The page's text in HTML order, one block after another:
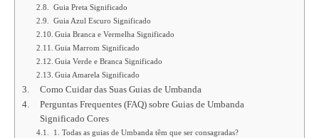
Guia Preta Significado
Guia Azul Escuro Significado
Guia Branca e Vermelha Significado
Guia Marrom Significado
Guia Verde e Branca Significado
Guia Amarela Significado
Como Cuidar das Suas Guias de Umbanda
Perguntas Frequentes (FAQ) sobre Guias de Umbanda
Significado Cores
1. Todas as guias de Umbanda têm que ser consagradas?